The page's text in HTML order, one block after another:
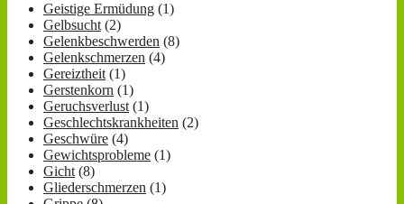
Geistige Ermüdung (1)
Gelbsucht (2)
Gelenkbeschwerden (8)
Gelenkschmerzen (4)
Gereiztheit (1)
Gerstenkorn (1)
Geruchsverlust (1)
Geschlechtskrankheiten (2)
Geschwüre (4)
Gewichtsprobleme (1)
Gicht (8)
Gliederschmerzen (1)